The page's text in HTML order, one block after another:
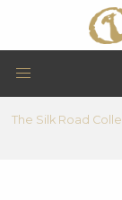
The Silk Road